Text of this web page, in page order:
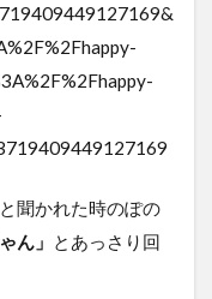
と聞かれた時のぽの
ん」 とあっさり回